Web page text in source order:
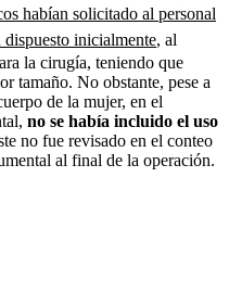
habían solicitado al personal
inicialmente, al
la cirugía, teniendo que
tamaño. No obstante, pese a
de la mujer, en el
no se había incluido el uso
no fue revisado en el conteo
al final de la operación.